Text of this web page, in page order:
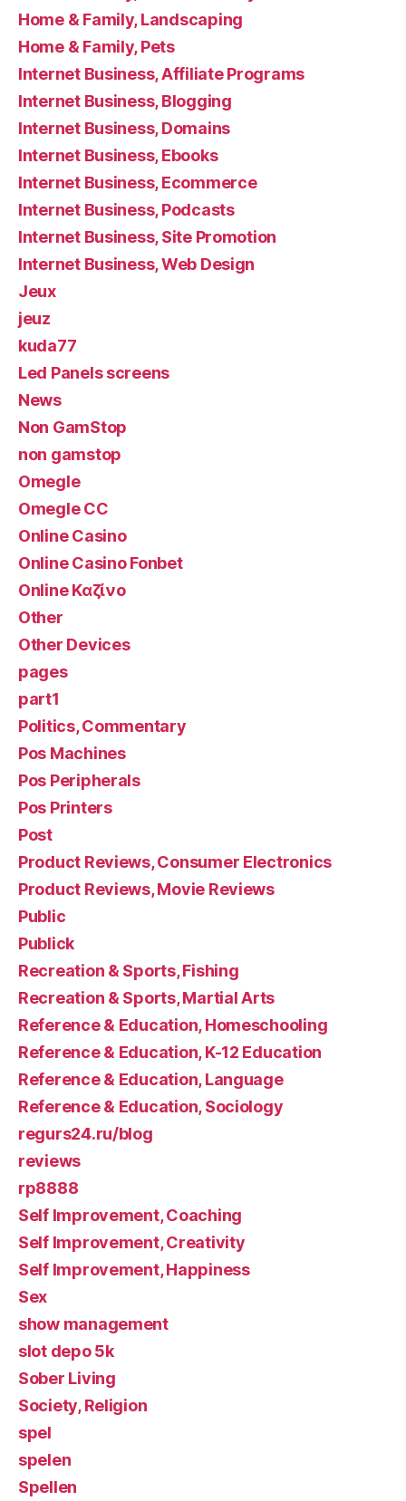
Home & Family, Landscaping
Home & Family, Pets
Internet Business, Affiliate Programs
Internet Business, Blogging
Internet Business, Domains
Internet Business, Ebooks
Internet Business, Ecommerce
Internet Business, Podcasts
Internet Business, Site Promotion
Internet Business, Web Design
Jeux
jeuz
kuda77
Led Panels screens
News
Non GamStop
non gamstop
Omegle
Omegle CC
Online Casino
Online Casino Fonbet
Online Καζίνο
Other
Other Devices
pages
part1
Politics, Commentary
Pos Machines
Pos Peripherals
Pos Printers
Post
Product Reviews, Consumer Electronics
Product Reviews, Movie Reviews
Public
Publick
Recreation & Sports, Fishing
Recreation & Sports, Martial Arts
Reference & Education, Homeschooling
Reference & Education, K-12 Education
Reference & Education, Language
Reference & Education, Sociology
regurs24.ru/blog
reviews
rp8888
Self Improvement, Coaching
Self Improvement, Creativity
Self Improvement, Happiness
Sex
show management
slot depo 5k
Sober Living
Society, Religion
spel
spelen
Spellen